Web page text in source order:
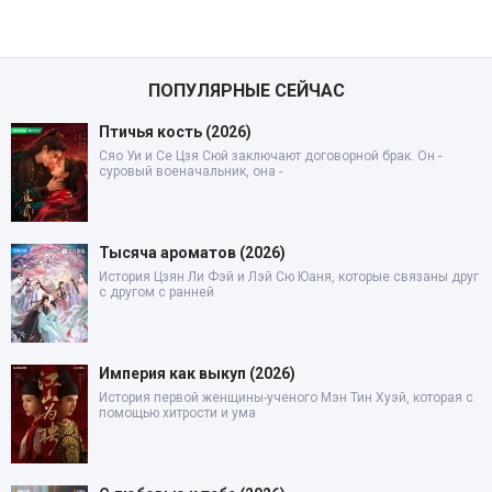
ПОПУЛЯРНЫЕ СЕЙЧАС
Птичья кость (2026)
Сяо Уи и Се Цзя Сюй заключают договорной брак. Он -
суровый военачальник, она -
Тысяча ароматов (2026)
История Цзян Ли Фэй и Лэй Сю Юаня, которые связаны друг
с другом с ранней
Империя как выкуп (2026)
История первой женщины-ученого Мэн Тин Хуэй, которая с
помощью хитрости и ума